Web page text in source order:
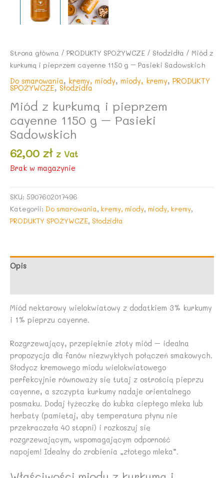
Strona główna / PRODUKTY SPOŻYWCZE / Słodzidła / Miód z
kurkumą i pieprzem cayenne 1150 g – Pasieki Sadowskich
Do smarowania, kremy, miody, miody, kremy, PRODUKTY
SPOŻYWCZE, Słodzidła
Miód z kurkumą i pieprzem
cayenne 1150 g – Pasieki
Sadowskich
62,00 zł z Vat
Brak w magazynie
SKU: 5907602017496
Kategorii: Do smarowania, kremy, miody, miody, kremy,
PRODUKTY SPOŻYWCZE, Słodzidła
Opis
Miód nektarowy wielokwiatowy z dodatkiem 3% kurkumy
i 1% pieprzu cayenne.
Rozgrzewający, przepięknie złoty miód – idealna
propozycja dla fanów niezwykłych połączeń smakowych.
Słodycz kremowego miodu wielokwiatowego
perfekcyjnie równoważy się tutaj z ostrością pieprzu
cayenne, a szczypta kurkumy nadaje orientalnego
posmaku. Dodaj łyżeczkę do kubka ciepłego mleka lub
herbaty (pamiętaj, aby temperatura płynu nie
przekraczała 40 stopni) i rozkoszuj się
rozgrzewającym, wspomagającym odporność
napojem! Idealny do zrobienia „złotego mleka”.